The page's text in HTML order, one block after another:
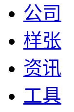
公司
样张
资讯
工具